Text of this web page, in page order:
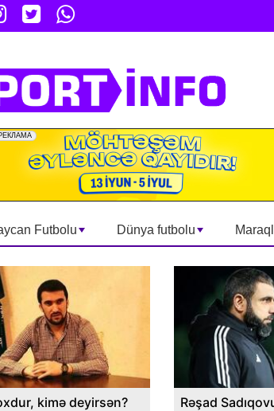
Futbolu Dünya futbolu
kimə deyirsən? Rəşad